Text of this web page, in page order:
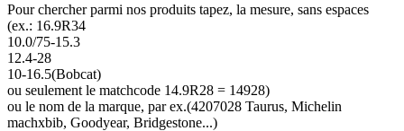
Pour chercher parmi nos produits tapez, la mesure, sans espaces
(ex.: 16.9R34
10.0/75-15.3
12.4-28
10-16.5(Bobcat)
ou seulement le matchcode 14.9R28 = 14928)
ou le nom de la marque, par ex.(4207028 Taurus, Michelin
machxbib, Goodyear, Bridgestone...)